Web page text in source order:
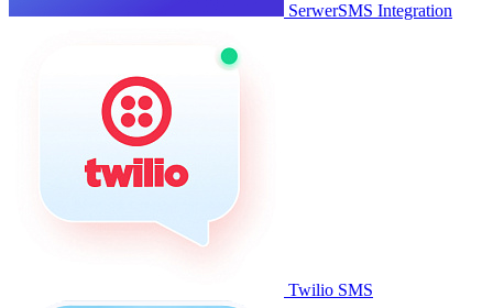
SerwerSMS Integration
Twilio SMS